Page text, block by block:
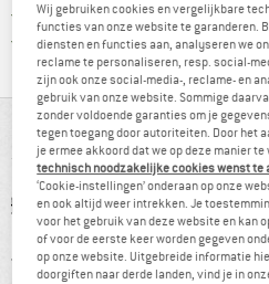
> 4.000.000 tevreden klanten
Alle artikelen in voorraad
IN EEN
Wij gebruiken cookies en vergelijkbare
functies van onze website te garanderen.
diensten en functies aan, analyseren we
reclame te personaliseren, resp. social-
zijn ook onze social-media-, reclame- en
gebruik van onze website. Sommige
zonder voldoende garanties om je
tegen toegang door autoriteiten. Door het
je ermee akkoord dat we op deze manier te
technisch noodzakelijke cookies wenst te
‘Cookie-instellingen’ onderaan op onze
en ook altijd weer intrekken. Je
voor het gebruik van deze website en kan
of voor de eerste keer worden gegeven
op onze website. Uitgebreide informatie
doorgiften naar derde landen, vind je in